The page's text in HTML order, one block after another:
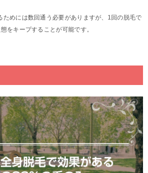
ためには数回通う必要がありますが、1回の脱毛で
をキープすることが可能です。